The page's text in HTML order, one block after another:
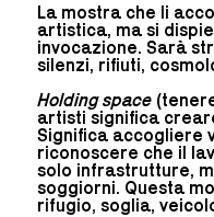
La mostra che li
artistica, ma si
invocazione. Sarà
silenzi, rifiuti,
Holding space
artisti significa
Significa accogliere
riconoscere che il
solo infrastrutture,
soggiorni. Questa
rifugio, soglia,